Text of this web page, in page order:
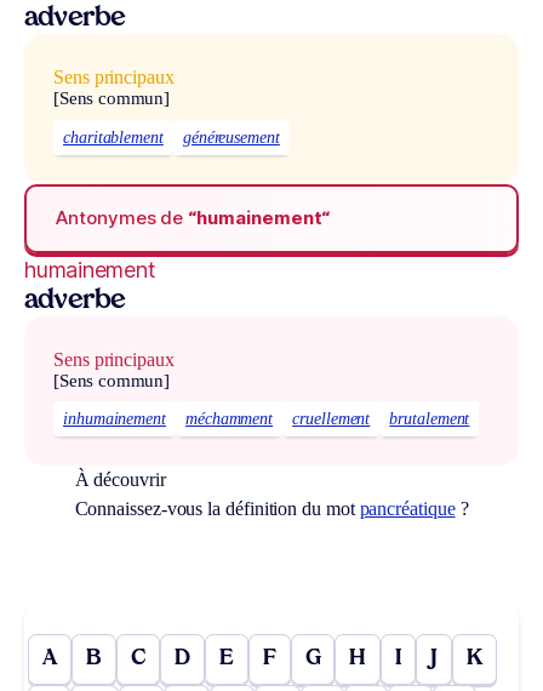
adverbe
Sens principaux
[Sens commun]
charitablement généreusement
Antonymes de “humainement“
humainement
adverbe
Sens principaux
[Sens commun]
inhumainement méchamment cruellement brutalement
À découvrir
Connaissez-vous la définition du mot pancréatique?
A B C D E F G H I J K